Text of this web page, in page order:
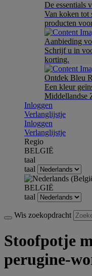
De essentials
Van koken tot
producten
Aanbieding
Schrijf u in
korting.
Ontdek Bleu
Een kleur
Middellandse
Inloggen
Verlanglijstje
Inloggen
Verlanglijstje
Regio
BELGIË
taal
taal
BELGIË
taal
Wis zoekopdracht
Stoofpotje
perugine-